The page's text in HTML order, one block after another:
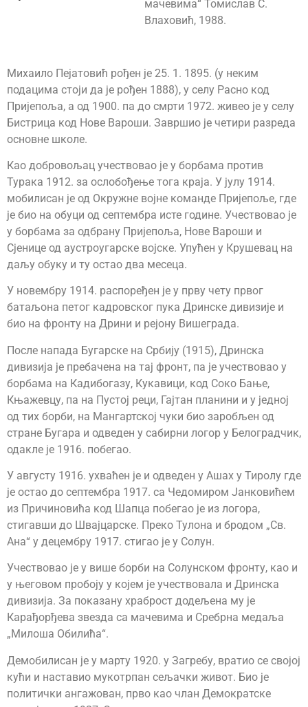
мачевима“ Томислав С.
Влаховић, 1988.
Михаило Пејатовић рођен је 25. 1. 1895. (у неким
подацима стоји да је рођен 1888), у селу Расно код
Пријепоља, а од 1900. па до смрти 1972. живео је у селу
Бистрица код Нове Вароши. Завршио је четири разреда
основне школе.
Као добровољац учествовао је у борбама против
Турака 1912. за ослобођење тога краја. У јулу 1914.
мобилисан је од Окружне војне команде Пријепоље, где
је био на обуци од септембра исте године. Учествовао је
у борбама за одбрану Пријепоља, Нове Вароши и
Сјенице од аустроугарске војске. Упућен у Крушевац на
даљу обуку и ту остао два месеца.
У новембру 1914. распоређен је у прву чету првог
батаљона петог кадровског пука Дринске дивизије и
био на фронту на Дрини и рејону Вишеграда.
После напада Бугарске на Србију (1915), Дринска
дивизија је пребачена на тај фронт, па је учествовао у
борбама на Кадибогазу, Кукавици, код Соко Бање,
Књажевцу, па на Пустој реци, Гајтан планини и у једној
од тих борби, на Мангартској чуки био заробљен од
стране Бугара и одведен у сабирни логор у Белоградчик,
одакле је 1916. побегао.
У августу 1916. ухваћен је и одведен у Ашах у Тиролу где
је остао до септембра 1917. са Чедомиром Јанковићем
из Причиновића код Шапца побегао је из логора,
стигавши до Швајцарске. Преко Тулона и бродом „Св.
Ана“ у децембру 1917. стигао је у Солун.
Учествовао је у више борби на Солунском фронту, као и
у његовом пробоју у којем је учествовала и Дринска
дивизија. За показану храброст додељена му је
Карађорђева звезда са мачевима и Сребрна медаља
„Милоша Обилића“.
Демобилисан је у марту 1920. у Загребу, вратио се својој
кући и наставио мукотрпан сељачки живот. Био је
политички ангажован, прво као члан Демократске